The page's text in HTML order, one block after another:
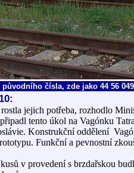
čísla, zde jako 44 56
jejich potřeba, rozhodlo
tento úkol na Vagónku
Konstrukční oddělení
Funkční a pevnostní
v provedení s brzdařskou